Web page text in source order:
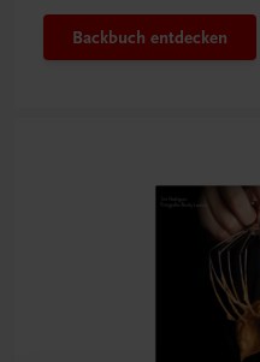
Backbuch entdecken